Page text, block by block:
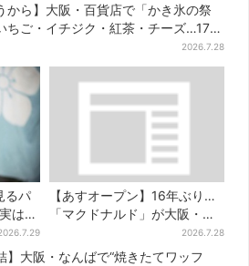
から】大阪・百貨店で「かき氷の祭
ちご・イチジク・紅茶・チーズ…17店
2026.7.28
るパ
は、
豊臣
【あすオープン】16年ぶり…
「マクドナルド」が大阪・本
町に帰ってくる！駅から徒歩1
分＆23時まで
2026.7.28
】大阪・なんばで“焼きたてワッフ